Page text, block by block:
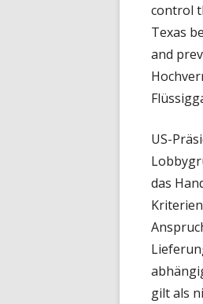
control
Texas
and
US-
das
gilt als